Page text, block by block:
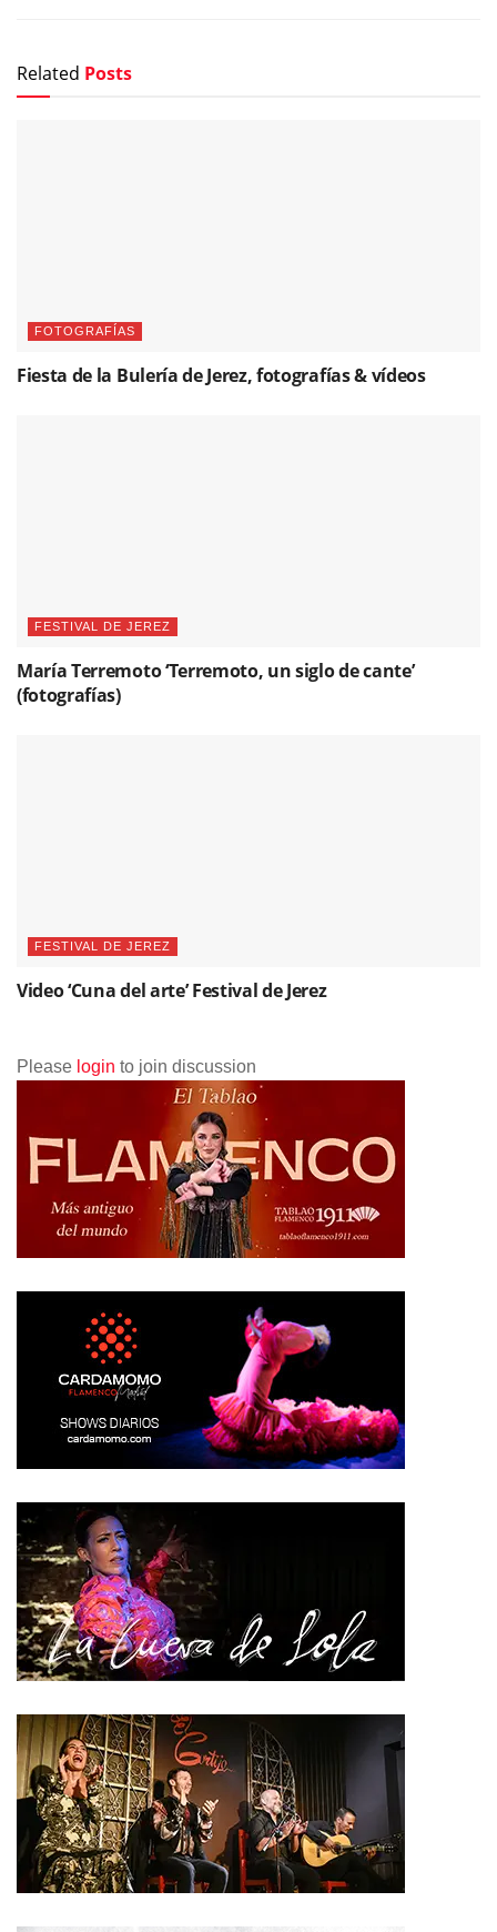
Related Posts
FOTOGRAFÍAS
Fiesta de la Bulería de Jerez, fotografías & vídeos
FESTIVAL DE JEREZ
María Terremoto ‘Terremoto, un siglo de cante’
(fotografías)
FESTIVAL DE JEREZ
Video ‘Cuna del arte’ Festival de Jerez
Please login to join discussion